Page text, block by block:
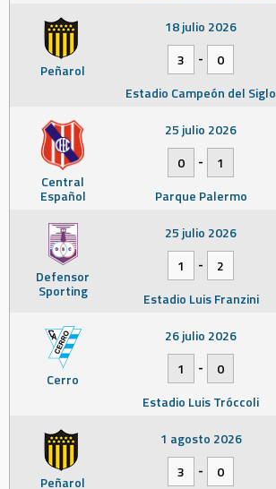
Peñarol
18 julio 2026
3
-
0
Estadio Campeón del Siglo
Central
Español
25 julio 2026
0
-
1
Parque Palermo
Defensor
Sporting
25 julio 2026
1
-
2
Estadio Luis Franzini
Cerro
26 julio 2026
1
-
0
Estadio Luis Tróccoli
Peñarol
1 agosto 2026
3
-
0